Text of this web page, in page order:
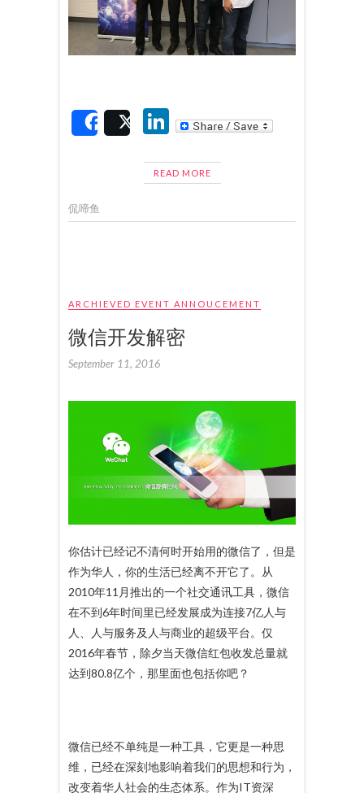
SharePost Li
ke
n
READ MORE
侃啼鱼
ARCHIEVED EVENT ANNOUCEMENT
微信开发解密
September 11, 2016
你估计已经记不清何时开始用的微信了，但是
作为华人，你的生活已经离不开它了。从
2010年11月推出的一个社交通讯工具，微信
在不到6年时间里已经发展成为连接7亿人与
人、人与服务及人与商业的超级平台。仅
2016年春节，除夕当天微信红包收发总量就
达到80.8亿个，那里面也包括你吧？
微信已经不单纯是一种工具，它更是一种思
维，已经在深刻地影响着我们的思想和行为，
改变着华人社会的生态体系。作为IT资深